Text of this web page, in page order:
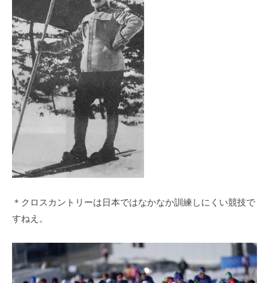
＊クロスカントリーは日本ではなかなか訓練しにくい競技で
すねえ。